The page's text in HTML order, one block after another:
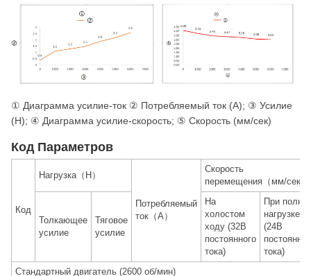
① Диаграмма усилие-ток ② Потребляемый ток (A); ③ Усилие
(Н); ④ Диаграмма усилие-скорость; ⑤ Скорость (мм/сек)
Код Параметров
Код
Нагрузка（Н）
Потребляемый
ток（A）
Скорость
перемещения（мм/сек）
Толкающее
усилие
Тяговое
усилие
На
холостом
ходу (32В
постоянного
тока)
При
нагрузке
(24В
тока)
Стандартный двигатель (2600 об/мин)